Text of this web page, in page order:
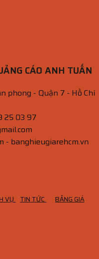
CÁO ANH TUẤN
phong - Quận 7 - Hồ Chí
25 03 97
- banghieugiarehcm.vn
VỤ TIN TỨC
BẢNG GIÁ